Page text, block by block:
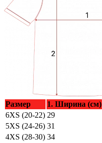
Размер 1. Ширина (см)
6XS (20-22) 29
5XS (24-26) 31
4XS (28-30) 34